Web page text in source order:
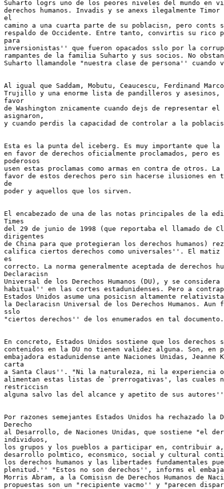
Suharto logrs uno de los peores niveles del mundo en
derechos humanos. Invadis y se anexs ilegalmente Timor
el
camino a una cuarta parte de su poblacisn, pero conts
respaldo de Occidente. Entre tanto, convirtis su rico
para
inversionistas'' que fueron opacados sslo por la
rampantes de la familia Suharto y sus socios. No
Suharto llamandole "nuestra clase de persona'' cuando
Al igual que Saddam, Mobutu, Ceaucescu, Ferdinand
Trujillo y una enorme lista de pandilleros y asesinos,
favor
de Washington znicamente cuando dejs de representar
asignaron,
y cuando perdis la capacidad de controlar a la
Esta es la punta del iceberg. Es muy importante que la
en favor de derechos oficialmente proclamados, pero es
poderosos
usen estas proclamas como armas en contra de otros.
favor de estos derechos pero sin hacerse ilusiones en
de
poder y aquellos que los sirven.
El encabezado de una de las notas principales de la
Times
del 29 de junio de 1998 (que reportaba el llamado de
dirigentes
de China para que protegieran los derechos humanos)
califica ciertos derechos como universales''. El
es
correcto. La norma generalmente aceptada de derechos
Declaracisn
Universal de los Derechos Humanos (DU), y se
habitual'' en las cortes estadunidenses. Pero a
Estados Unidos asume una posicisn altamente
la Declaracisn Universal de los Derechos Humanos. Aun
sslo
"ciertos derechos'' de los enumerados en tal documento.
En concreto, Estados Unidos sostiene que los derechos
contenidos en la DU no tienen validez alguna. Son, en
embajadora estadunidense ante Naciones Unidas,
carta
a Santa Claus''. "Ni la naturaleza, ni la experiencia
alimentan estas listas de `prerrogativas', las cuales
restriccisn
alguna salvo las del alcance y apetito de sus
Por razones semejantes Estados Unidos ha rechazado la
Derecho
al Desarrollo, de Naciones Unidas, que sostiene "el
individuos,
los grupos y los pueblos a participar en, contribuir
desarrollo polmtico, econsmico, social y cultural
los derechos humanos y las libertades fundamentales
plenitud.'' "Estos no son derechos'', informs el
Morris Abram, a la Comisisn de Derechos Humanos de
propuestas son un "recipiente vacmo'' y "parecen